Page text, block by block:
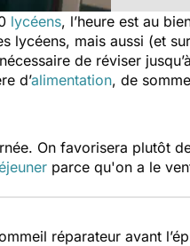
lycéens, l’heure est au
lycéens, mais aussi (et
de réviser
d’alimentation, de
On favorisera plutôt
parce qu'on a le
réparateur avant